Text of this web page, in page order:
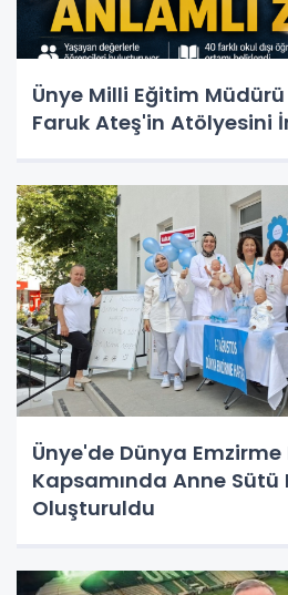
Ünye Milli Eğitim
Faruk Ateş'in Atölyesini
Ünye'de Dünya Emzirme
Kapsamında Anne Sütü
Oluşturuldu